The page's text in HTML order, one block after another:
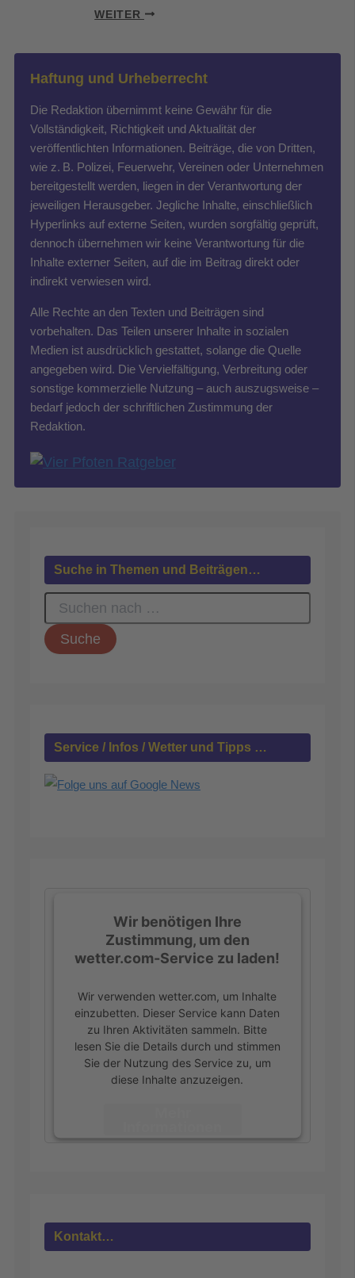
WEITER
Haftung und Urheberrecht
Die Redaktion übernimmt keine Gewähr für die
Vollständigkeit, Richtigkeit und Aktualität der
veröffentlichten Informationen. Beiträge, die von Dritten,
wie z. B. Polizei, Feuerwehr, Vereinen oder Unternehmen
bereitgestellt werden, liegen in der Verantwortung der
jeweiligen Herausgeber. Jegliche Inhalte, einschließlich
Hyperlinks auf externe Seiten, wurden sorgfältig geprüft,
dennoch übernehmen wir keine Verantwortung für die
Inhalte externer Seiten, auf die im Beitrag direkt oder
indirekt verwiesen wird.
Alle Rechte an den Texten und Beiträgen sind
vorbehalten. Das Teilen unserer Inhalte in sozialen
Medien ist ausdrücklich gestattet, solange die Quelle
angegeben wird. Die Vervielfältigung, Verbreitung oder
sonstige kommerzielle Nutzung – auch auszugsweise –
bedarf jedoch der schriftlichen Zustimmung der
Redaktion.
Suche in Themen und Beiträgen…
c
h
:
Service / Infos / Wetter und Tipps …
Wir benötigen Ihre
Zustimmung, um den
wetter.com-Service zu laden!
Wir verwenden wetter.com, um Inhalte
einzubetten. Dieser Service kann Daten
zu Ihren Aktivitäten sammeln. Bitte
lesen Sie die Details durch und stimmen
Sie der Nutzung des Service zu, um
diese Inhalte anzuzeigen.
Kontakt…